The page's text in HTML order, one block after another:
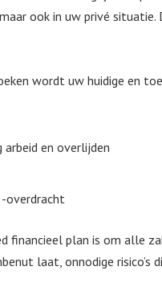
ook in uw privé
wordt uw huidige en
arbeid en overlijden
-overdracht
financieel plan is om alle
laat, onnodige risico’s